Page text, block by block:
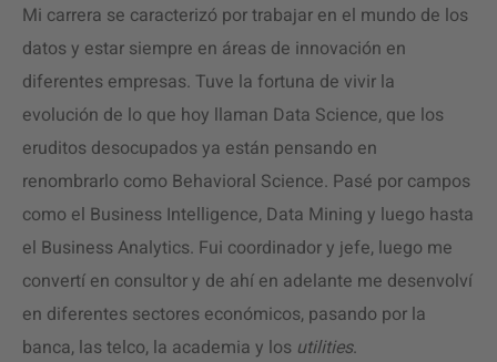
Mi carrera se caracterizó por trabajar en el mundo de los
datos y estar siempre en áreas de innovación en
diferentes empresas. Tuve la fortuna de vivir la
evolución de lo que hoy llaman Data Science, que los
eruditos desocupados ya están pensando en
renombrarlo como Behavioral Science. Pasé por campos
como el Business Intelligence, Data Mining y luego hasta
el Business Analytics. Fui coordinador y jefe, luego me
convertí en consultor y de ahí en adelante me desenvolví
en diferentes sectores económicos, pasando por la
banca, las telco, la academia y los utilities.